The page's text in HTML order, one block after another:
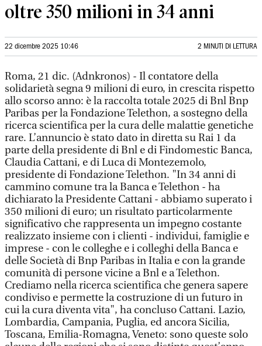
oltre 350 milioni in 34 anni
22 dicembre 2025 10:46 2 MINUTI DI LETTURA
Roma, 21 dic. (Adnkronos) - Il contatore della
solidarietà segna 9 milioni di euro, in crescita rispetto
allo scorso anno: è la raccolta totale 2025 di Bnl Bnp
Paribas per la Fondazione Telethon, a sostegno della
ricerca scientifica per la cura delle malattie genetiche
rare. L’annuncio è stato dato in diretta su Rai 1 da
parte della presidente di Bnl e di Findomestic Banca,
Claudia Cattani, e di Luca di Montezemolo,
presidente di Fondazione Telethon. "In 34 anni di
cammino comune tra la Banca e Telethon - ha
dichiarato la Presidente Cattani - abbiamo superato i
350 milioni di euro; un risultato particolarmente
significativo che rappresenta un impegno costante
realizzato insieme con i clienti - individui, famiglie e
imprese - con le colleghe e i colleghi della Banca e
delle Società di Bnp Paribas in Italia e con la grande
comunità di persone vicine a Bnl e a Telethon.
Crediamo nella ricerca scientifica che genera sapere
condiviso e permette la costruzione di un futuro in
cui la cura diventa vita", ha concluso Cattani. Lazio,
Lombardia, Campania, Puglia, ed ancora Sicilia,
Toscana, Emilia-Romagna, Veneto: sono queste solo